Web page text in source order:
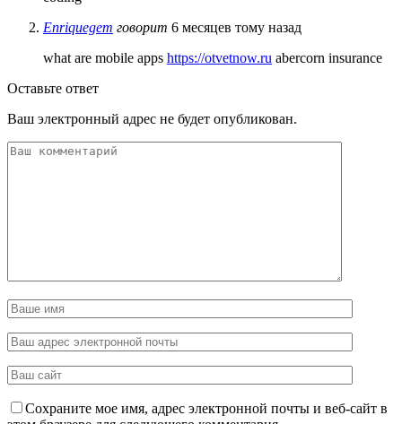
Enriquegem говорит 6 месяцев тому назад
what are mobile apps https://otvetnow.ru abercorn insurance
Оставьте ответ
Ваш электронный адрес не будет опубликован.
Сохраните мое имя, адрес электронной почты и веб-сайт в